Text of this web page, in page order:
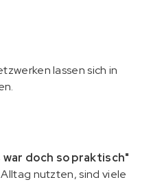
lassen sich in
war doch so praktisch"
nutzten, sind viele